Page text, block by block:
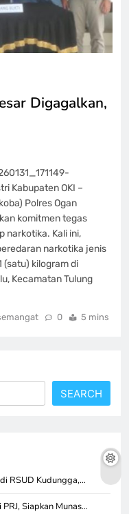
Digagalkan,
Kabupaten OKI –
Polres Ogan
komitmen tegas
narkotika. Kali ini,
narkotika jenis
(satu) kilogram di
Kecamatan Tulung
0 5 mins
SEARCH
RSUD Kudungga,…
Siapkan Munas…